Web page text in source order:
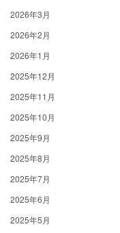
2026年3月
2026年2月
2026年1月
2025年12月
2025年11月
2025年10月
2025年9月
2025年8月
2025年7月
2025年6月
2025年5月